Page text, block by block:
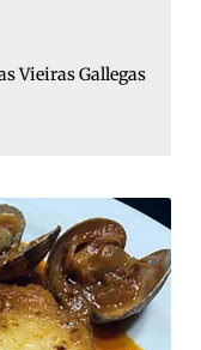
Vieiras Gallegas